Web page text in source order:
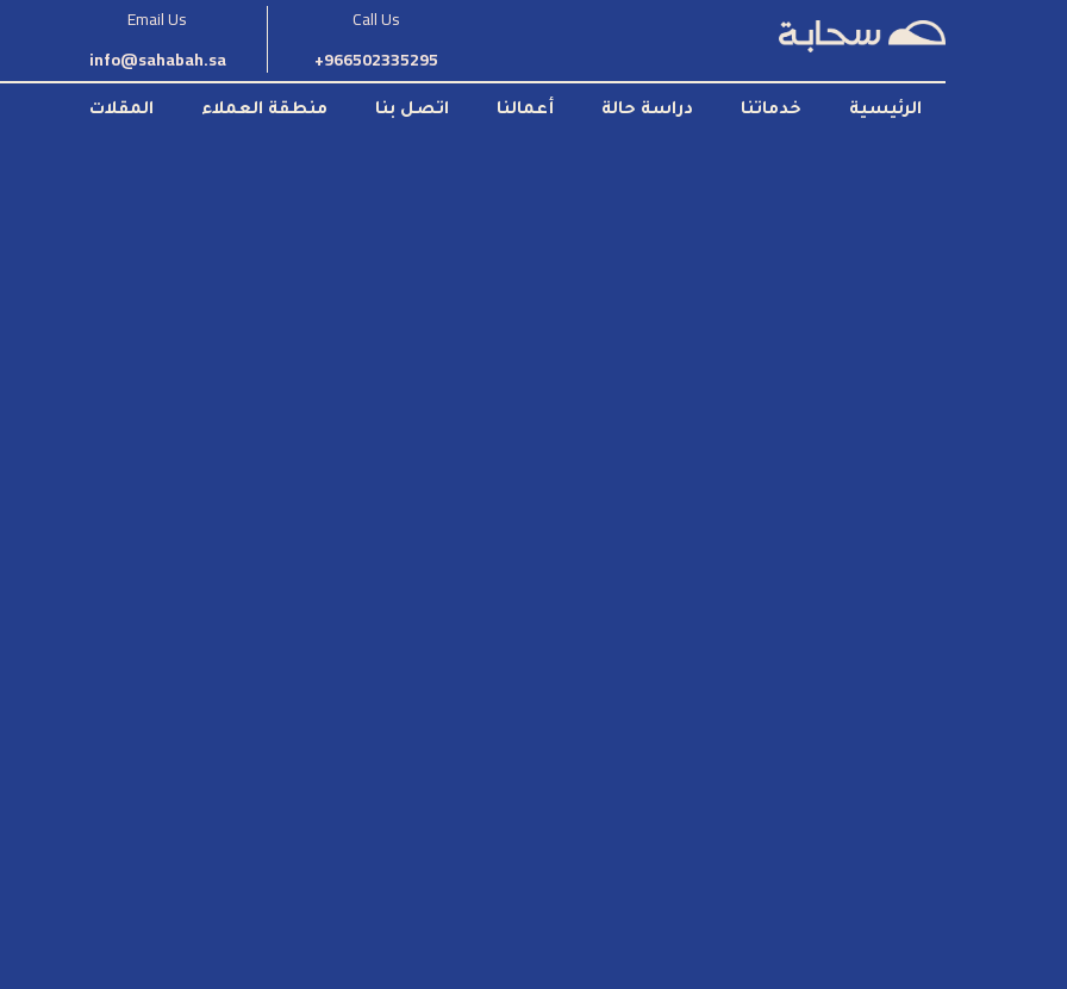
Call Us
966502335295+
Email Us
info@sahabah.sa
الرئيسية خدماتنا دراسة حالة أعمالنا اتصل بنا منطقة العملاء المقلات